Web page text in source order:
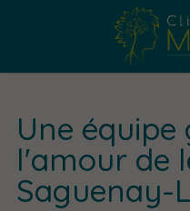
Une
l'amour de
Saguenay-